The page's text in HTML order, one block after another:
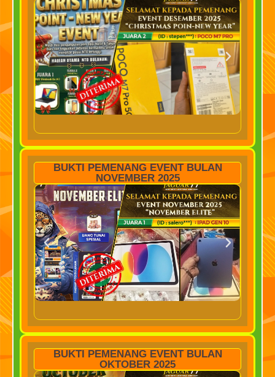
BUKTI PEMENANG EVENT BULAN
NOVEMBER 2025
BUKTI PEMENANG EVENT BULAN
OKTOBER 2025